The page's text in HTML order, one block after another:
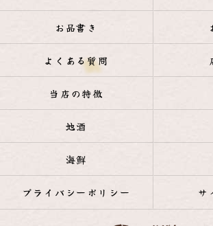
お品書き
よくある質問
当店の特徴
地酒
海鮮
プライバシーポリシー サ